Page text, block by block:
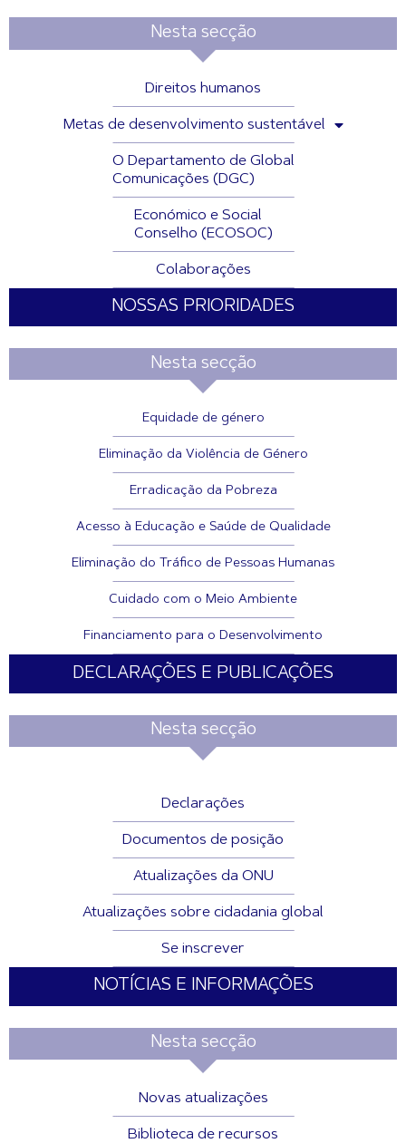
Nesta secção
Direitos humanos
Metas de desenvolvimento sustentável
O Departamento de Global
Comunicações (DGC)
Económico e Social
Conselho (ECOSOC)
Colaborações
NOSSAS PRIORIDADES
Nesta secção
Equidade de género
Eliminação da Violência de Género
Erradicação da Pobreza
Acesso à Educação e Saúde de Qualidade
Eliminação do Tráfico de Pessoas Humanas
Cuidado com o Meio Ambiente
Financiamento para o Desenvolvimento
DECLARAÇÕES E PUBLICAÇÕES
Nesta secção
Declarações
Documentos de posição
Atualizações da ONU
Atualizações sobre cidadania global
Se inscrever
NOTÍCIAS E INFORMAÇÕES
Nesta secção
Novas atualizações
Biblioteca de recursos